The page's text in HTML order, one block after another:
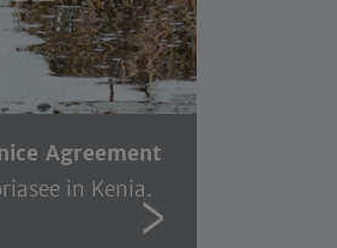
Agreement
in Kenia.